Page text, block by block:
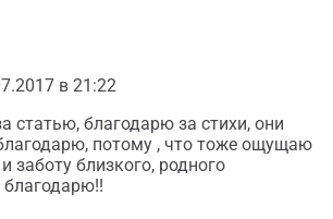
в 21:22
статью, благодарю за стихи, они
потому , что тоже ощущаю
заботу близкого, родного